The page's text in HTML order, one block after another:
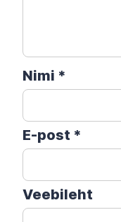
Nimi *
E-post *
Veebileht